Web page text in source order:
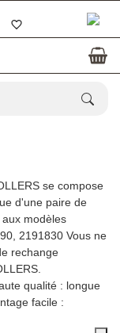
se compose
d'une paire de
modèles
2191830 Vous ne
rechange
qualité : longue
facile :